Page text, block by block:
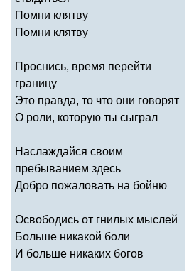
Помни клятву
Помни клятву
Проснись, время перейти
границу
Это правда, то что они говорят
О роли, которую ты сыграл
Наслаждайся своим
пребыванием здесь
Добро пожаловать на бойню
Освободись от гнилых мыслей
Больше никакой боли
И больше никаких богов